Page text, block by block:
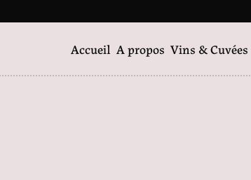
Accueil A propos Vins & Cuvées